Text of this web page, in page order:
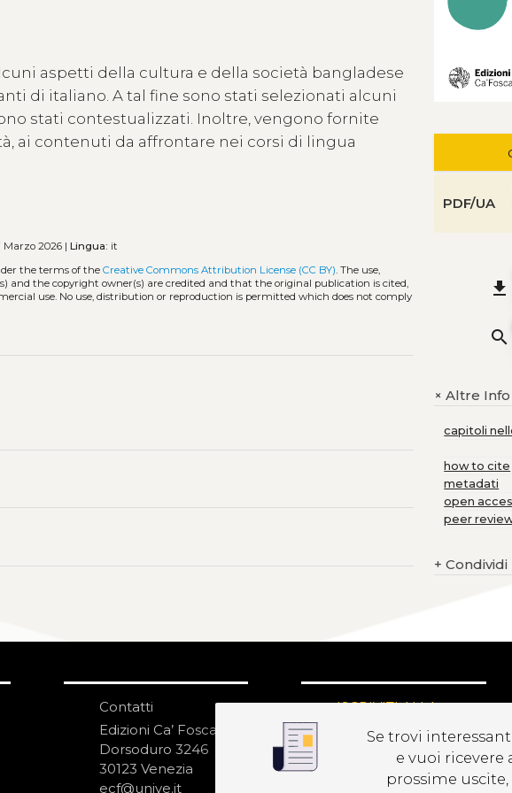
aspetti della cultura e della società bangladese
di italiano. A tal fine sono stati selezionati alcuni
stati contestualizzati. Inoltre, vengono fornite
ai contenuti da affrontare nei corsi di lingua
Marzo 2026 |Lingua: it
the terms of theCreative Commons Attribution License (CC BY) . The use,
the copyright owner(s) are credited and that the original publication is cited,
use. No use, distribution or reproduction is permitted which does not comply
PDF/UA
file_download
search
+Altre Info
capitoli
how to cite
metadati
open
peer
+ Condividi
Contatti
Edizioni Ca’ Foscari
Dorsoduro 3246
30123 Venezia
ecf@unive.it
ISCRIVITI ALLA
Se trovi
e vuoi
prossime